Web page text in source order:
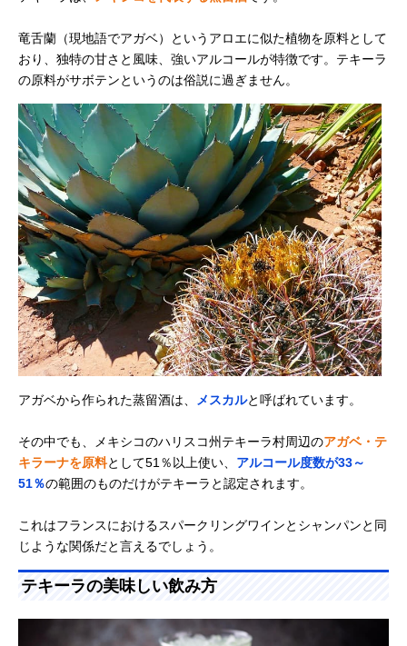
竜舌蘭（現地語でアガベ）というアロエに似た植物を原料として
おり、独特の甘さと風味、強いアルコールが特徴です。テキーラ
の原料がサボテンというのは俗説に過ぎません。
アガベから作られた蒸留酒は、 メスカルと呼ばれています。
その中でも、メキシコのハリスコ州テキーラ村周辺のアガベ・テ
キラーナを原料として51％以上使い、 アルコール度数が33～
51％の範囲のものだけがテキーラと認定されます。
これはフランスにおけるスパークリングワインとシャンパンと同
じような関係だと言えるでしょう。
テキーラの美味しい飲み方